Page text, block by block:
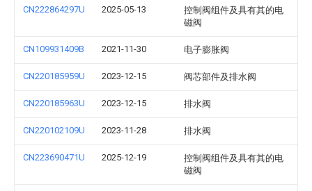
CN222864297U 2025-05-13
控制阀组件及具有其的电
磁阀
CN109931409B 2021-11-30 电子膨胀阀
CN220185959U 2023-12-15 阀芯部件及排水阀
CN220185963U 2023-12-15 排水阀
CN220102109U 2023-11-28 排水阀
CN223690471U 2025-12-19
控制阀组件及具有其的电
磁阀